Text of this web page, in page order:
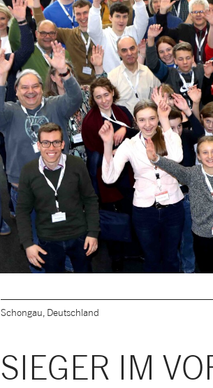
Schongau, Deutschland
SIEGER IM